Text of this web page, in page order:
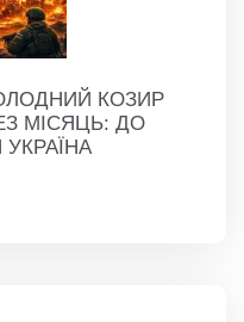
КОЗИР
МІСЯЦЬ: ДО